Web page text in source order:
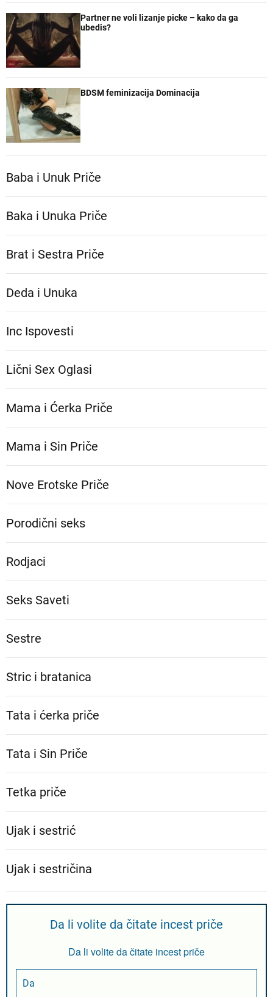
Partner ne voli lizanje picke – kako da ga
ubedis?
BDSM feminizacija Dominacija
Baba i Unuk Priče
Baka i Unuka Pričе
Brat i Sestra Priče
Deda i Unuka
Inc Ispovesti
Lični Sex Oglasi
Mama i Ćerka Priče
Mama i Sin Priče
Nove Erotske Priče
Porodični seks
Rodjaci
Seks Saveti
Sestre
Stric i bratanica
Tata i ćerka priče
Tata i Sin Priče
Tetka priče
Ujak i sestrić
Ujak i sestričina
Da li volite da čitate incest priče
Da li volite da čitate incest priče
Da